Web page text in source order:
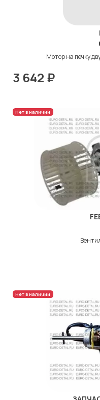
Мотор на печку
3 642 ₽
Нет в наличии
Нет в наличии